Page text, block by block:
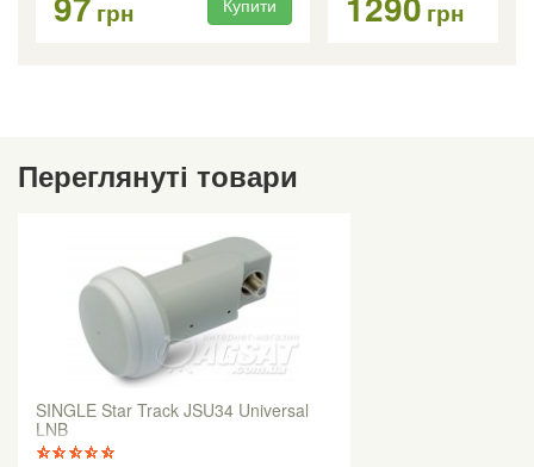
грн грн
Переглянуті товари
SINGLE Star Track JSU34 Universal
LNB